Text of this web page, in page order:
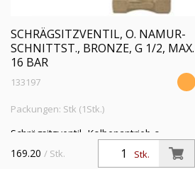
SCHRÄGSITZVENTIL, O. NAMUR-
SCHNITTST., BRONZE, G 1/2, MAX.
16 BAR
133197
Packungen: Stk (1Stk.)
Schrägsitzventil, Kolbenantrieb o.
NAMUR-Schnittstelle, Bronze,
Mediumstemp. -10°C bis 180°C, G 1/2,
Stk.
169.20 / Stk.